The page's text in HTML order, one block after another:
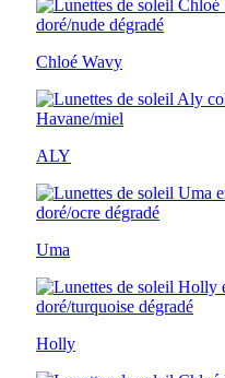
Chloé Wavy
ALY
Uma
Holly